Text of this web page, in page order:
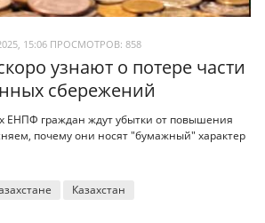
15:06 ПРОСМОТРОВ: 858
узнают о потере части
сбережений
ЕНПФ граждан ждут убытки от повышения
почему они носят "бумажный" характер
Казахстан